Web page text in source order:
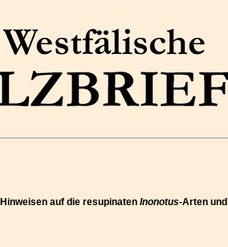
auf die resupinaten Inonotus-Arten und